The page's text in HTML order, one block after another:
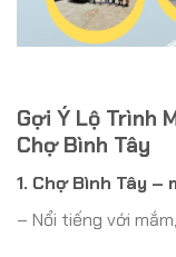
Gợi Ý Lộ Trình
Chợ Bình Tây
1. Chợ Bình Tây –
– Nổi tiếng với